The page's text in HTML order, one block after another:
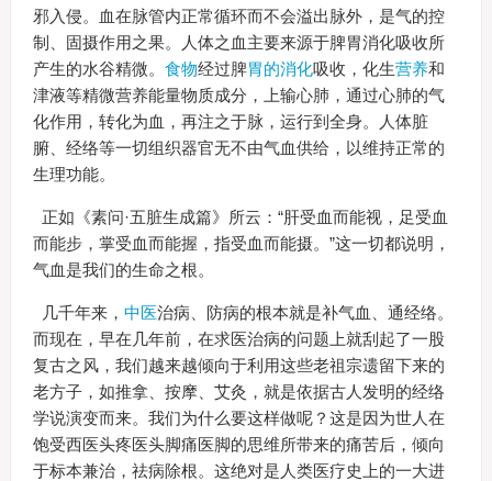
邪入侵。血在脉管内正常循环而不会溢出脉外，是气的控
制、固摄作用之果。人体之血主要来源于脾胃消化吸收所
产生的水谷精微。 食物经过脾胃的消化吸收，化生营养和
津液等精微营养能量物质成分，上输心肺，通过心肺的气
化作用，转化为血，再注之于脉，运行到全身。人体脏
腑、经络等一切组织器官无不由气血供给，以维持正常的
生理功能。
正如《素问·五脏生成篇》所云：“肝受血而能视，足受血
而能步，掌受血而能握，指受血而能摄。”这一切都说明，
气血是我们的生命之根。
几千年来， 中医治病、防病的根本就是补气血、通经络。
而现在，早在几年前，在求医治病的问题上就刮起了一股
复古之风，我们越来越倾向于利用这些老祖宗遗留下来的
老方子，如推拿、按摩、艾灸，就是依据古人发明的经络
学说演变而来。我们为什么要这样做呢？这是因为世人在
饱受西医头疼医头脚痛医脚的思维所带来的痛苦后，倾向
于标本兼治，祛病除根。这绝对是人类医疗史上的一大进